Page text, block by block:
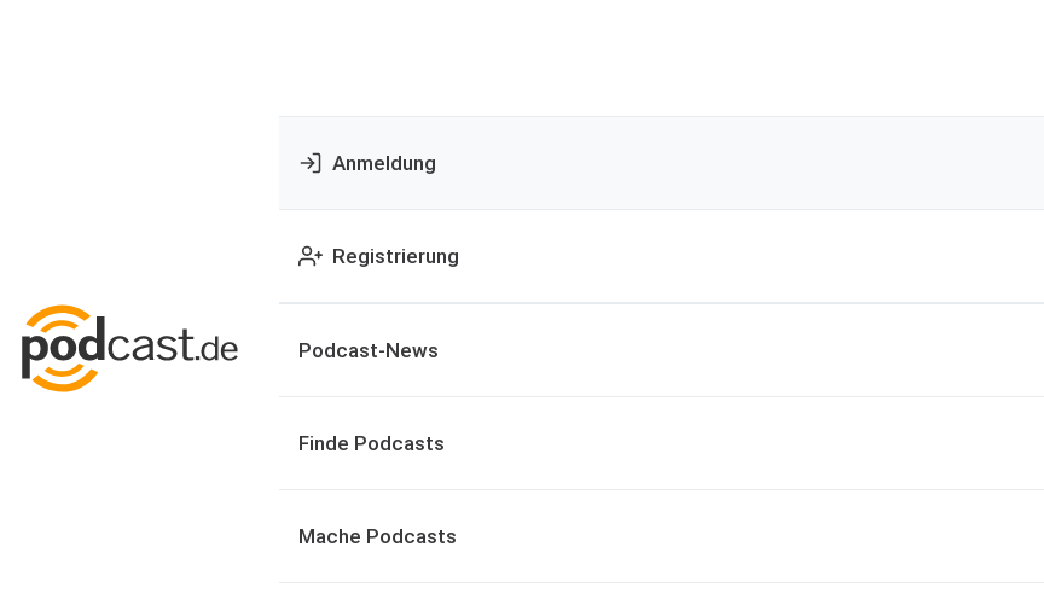
Anmeldung
Registrierung
Podcast-News
Finde Podcasts
Mache Podcasts